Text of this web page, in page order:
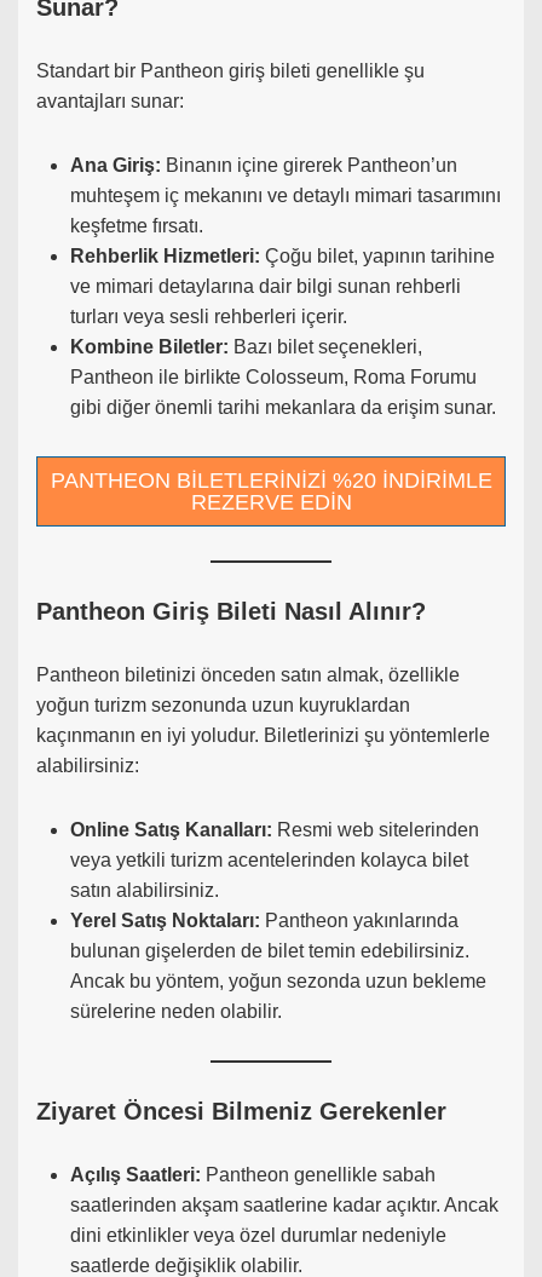
Sunar?
Standart bir Pantheon giriş bileti genellikle şu
avantajları sunar:
Ana Giriş: Binanın içine girerek Pantheon’un
muhteşem iç mekanını ve detaylı mimari tasarımını
keşfetme fırsatı.
Rehberlik Hizmetleri: Çoğu bilet, yapının tarihine
ve mimari detaylarına dair bilgi sunan rehberli
turları veya sesli rehberleri içerir.
Kombine Biletler: Bazı bilet seçenekleri,
Pantheon ile birlikte Colosseum, Roma Forumu
gibi diğer önemli tarihi mekanlara da erişim sunar.
PANTHEON BİLETLERİNİZİ %20 İNDİRİMLE
REZERVE EDİN
Pantheon Giriş Bileti Nasıl Alınır?
Pantheon biletinizi önceden satın almak, özellikle
yoğun turizm sezonunda uzun kuyruklardan
kaçınmanın en iyi yoludur. Biletlerinizi şu yöntemlerle
alabilirsiniz:
Online Satış Kanalları: Resmi web sitelerinden
veya yetkili turizm acentelerinden kolayca bilet
satın alabilirsiniz.
Yerel Satış Noktaları: Pantheon yakınlarında
bulunan gişelerden de bilet temin edebilirsiniz.
Ancak bu yöntem, yoğun sezonda uzun bekleme
sürelerine neden olabilir.
Ziyaret Öncesi Bilmeniz Gerekenler
Açılış Saatleri: Pantheon genellikle sabah
saatlerinden akşam saatlerine kadar açıktır. Ancak
dini etkinlikler veya özel durumlar nedeniyle
saatlerde değişiklik olabilir.